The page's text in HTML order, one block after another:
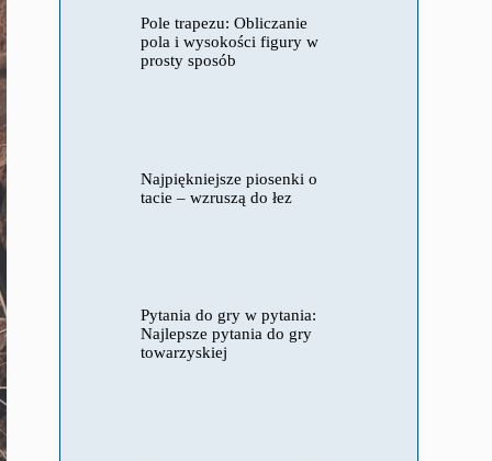
Pole trapezu: Obliczanie
pola i wysokości figury w
prosty sposób
Najpiękniejsze piosenki o
tacie – wzruszą do łez
Pytania do gry w pytania:
Najlepsze pytania do gry
towarzyskiej